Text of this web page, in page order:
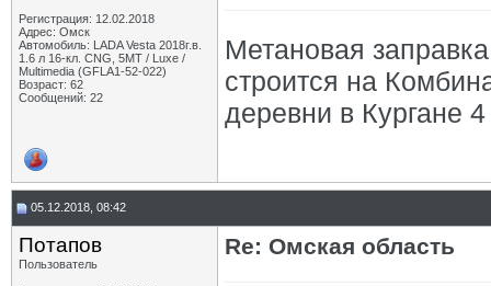
Регистрация: 12.02.2018
Адрес: Омск
Автомобиль: LADA Vesta 2018г.в.
1.6 л 16-кл. CNG, 5МТ / Luxe /
Multimedia (GFLA1-52-022)
Возраст: 62
Сообщений: 22
Метановая
строится на
деревни в Кургане
05.12.2018, 08:42
Потапов
Пользователь
Re: Омская область